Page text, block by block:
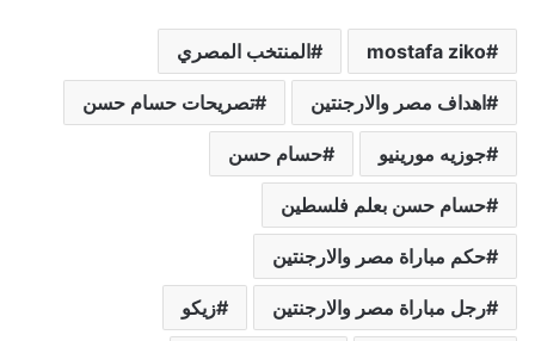
mostafa ziko المنتخب المصري
اهداف مصر والارجنتين تصريحات حسام حسن
جوزيه مورينيو حسام حسن
حسام حسن بعلم فلسطين
حكم مباراة مصر والارجنتين
رجل مباراة مصر والارجنتين زيكو